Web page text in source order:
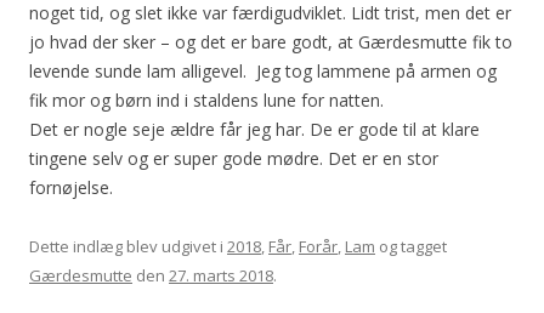
noget tid, og slet ikke var færdigudviklet. Lidt trist, men det er
jo hvad der sker – og det er bare godt, at Gærdesmutte fik to
levende sunde lam alligevel. Jeg tog lammene på armen og
fik mor og børn ind i staldens lune for natten.
Det er nogle seje ældre får jeg har. De er gode til at klare
tingene selv og er super gode mødre. Det er en stor
fornøjelse.
Dette indlæg blev udgivet i 2018, Får, Forår, Lam og tagget
Gærdesmutte den 27. marts 2018.